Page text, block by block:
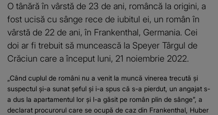
O tânără în vârstă de 23 de ani, româncă la origini, a
fost ucisă cu sânge rece de iubitul ei, un român în
vârstă de 22 de ani, în Frankenthal, Germania. Cei
doi ar fi trebuit să muncească la Speyer Târgul de
Crăciun care a început luni, 21 noiembrie 2022.
„Când cuplul de români nu a venit la muncă vinerea trecută și
suspectul și-a sunat șeful și i-a spus că s-a pierdut, un angajat s-
a dus la apartamentul lor și l-a găsit pe român plin de sânge”, a
declarat procurorul care se ocupă de caz din Frankenthal, Huber